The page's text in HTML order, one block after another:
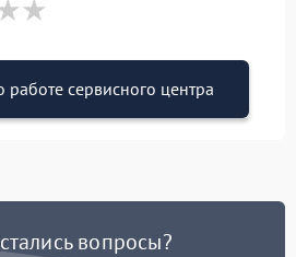
работе сервисного центра
вопросы?